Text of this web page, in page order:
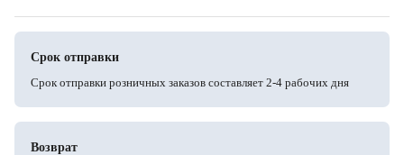
Срок отправки
Срок отправки розничных заказов составляет 2-4 рабочих дня
Возврат